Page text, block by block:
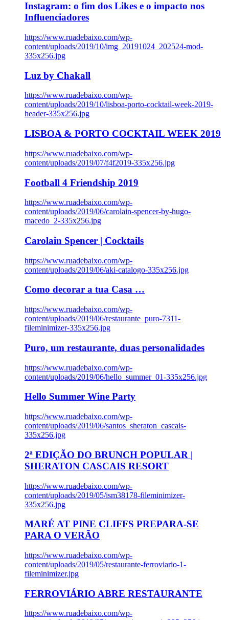
Instagram: o fim dos Likes e o impacto nos
Influenciadores
https://www.ruadebaixo.com/wp-
content/uploads/2019/10/img_20191024_202524-mod-
335x256.jpg
Luz by Chakall
https://www.ruadebaixo.com/wp-
content/uploads/2019/10/lisboa-porto-cocktail-week-2019-
header-335x256.jpg
LISBOA & PORTO COCKTAIL WEEK 2019
https://www.ruadebaixo.com/wp-
content/uploads/2019/07/f4f2019-335x256.jpg
Football 4 Friendship 2019
https://www.ruadebaixo.com/wp-
content/uploads/2019/06/carolain-spencer-by-hugo-
macedo_2-335x256.jpg
Carolain Spencer | Cocktails
https://www.ruadebaixo.com/wp-
content/uploads/2019/06/aki-catalogo-335x256.jpg
Como decorar a tua Casa …
https://www.ruadebaixo.com/wp-
content/uploads/2019/06/restaurante_puro-7311-
fileminimizer-335x256.jpg
Puro, um restaurante, duas personalidades
https://www.ruadebaixo.com/wp-
content/uploads/2019/06/hello_summer_01-335x256.jpg
Hello Summer Wine Party
https://www.ruadebaixo.com/wp-
content/uploads/2019/06/santos_sheraton_cascais-
335x256.jpg
2ª EDIÇÃO DO BRUNCH POPULAR |
SHERATON CASCAIS RESORT
https://www.ruadebaixo.com/wp-
content/uploads/2019/05/ism38178-fileminimizer-
335x256.jpg
MARÉ AT PINE CLIFFS PREPARA-SE
PARA O VERÃO
https://www.ruadebaixo.com/wp-
content/uploads/2019/05/restaurante-ferroviario-1-
fileminimizer.jpg
FERROVIÁRIO ABRE RESTAURANTE
https://www.ruadebaixo.com/wp-